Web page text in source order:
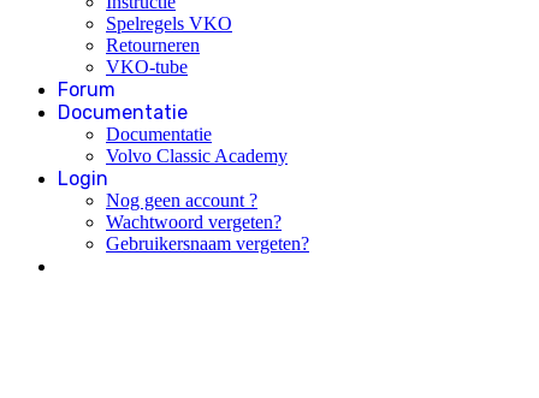
Spelregels VKO
Retourneren
VKO-tube
Forum
Documentatie
Documentatie
Volvo Classic Academy
Login
Nog geen account ?
Wachtwoord vergeten?
Gebruikersnaam vergeten?